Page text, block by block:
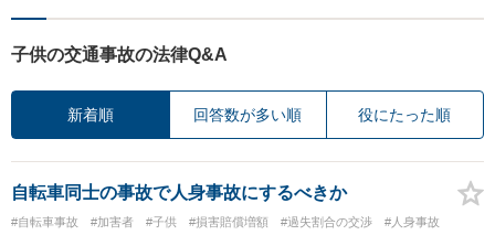
子供の交通事故の法律Q&A
新着順 回答数が多い順 役にたった順
自転車同士の事故で人身事故にするべきか
#自転車事故 #加害者 #子供 #損害賠償増額 #過失割合の交渉 #人身事故